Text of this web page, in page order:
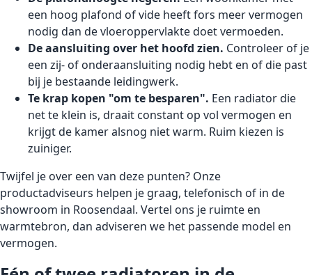
een hoog plafond of vide heeft fors meer vermogen
nodig dan de vloeroppervlakte doet vermoeden.
De aansluiting over het hoofd zien. Controleer of je
een zij- of onderaansluiting nodig hebt en of die past
bij je bestaande leidingwerk.
Te krap kopen "om te besparen". Een radiator die
net te klein is, draait constant op vol vermogen en
krijgt de kamer alsnog niet warm. Ruim kiezen is
zuiniger.
Twijfel je over een van deze punten? Onze
productadviseurs helpen je graag, telefonisch of in de
showroom in Roosendaal. Vertel ons je ruimte en
warmtebron, dan adviseren we het passende model en
vermogen.